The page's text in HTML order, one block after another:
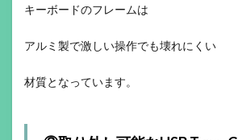
キーボードのフレームは
アルミ製で激しい操作でも壊れにくい
材質となっています。